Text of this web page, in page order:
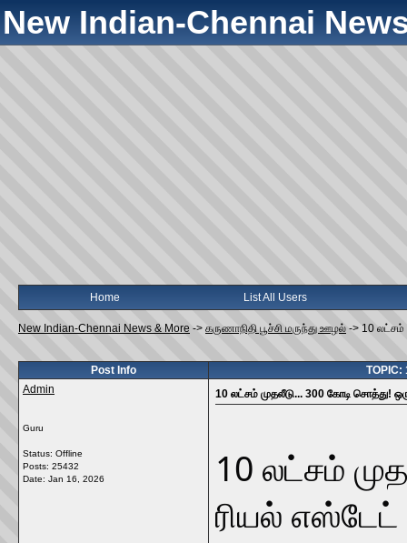
New Indian-Chennai
Home List All Users
New Indian-Chennai News & More -> கருணாநிதி பூச்சி மருந்து ஊழல் -> 10 லட்சம்
Post Info
TOPIC:
Admin
Guru
Status: Offline
Posts: 25432
Date: Jan 16, 2026
10 லட்சம் முதலீடு... 300 கோடி சொத்து!
10 லட்சம்
ரியல்